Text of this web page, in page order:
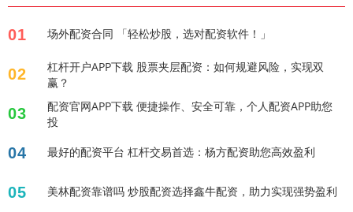
01 场外配资合同 「轻松炒股，选对配资软件！」
02
杠杆开户APP下载 股票夹层配资：如何规避风险，实现双
赢？
03
配资官网APP下载 便捷操作、安全可靠，个人配资APP助您
投
04 最好的配资平台 杠杆交易首选：杨方配资助您高效盈利
05 美林配资靠谱吗 炒股配资选择鑫牛配资，助力实现强势盈利